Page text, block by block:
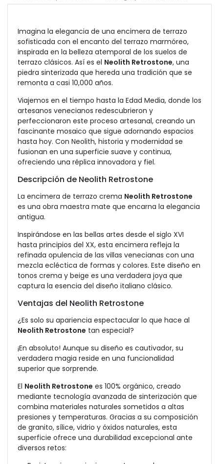
Imagina la elegancia de una encimera de terrazo
sofisticada con el encanto del terrazo marmóreo,
inspirada en la belleza atemporal de los suelos de
terrazo clásicos. Así es el Neolith Retrostone, una
piedra sinterizada que hereda una tradición que se
remonta a casi 10,000 años.
Viajemos en el tiempo hasta la Edad Media, donde los
artesanos venecianos redescubrieron y
perfeccionaron este proceso artesanal, creando un
fascinante mosaico que sigue adornando espacios
hasta hoy. Con Neolith, historia y modernidad se
fusionan en una superficie suave y continua,
ofreciendo una réplica innovadora y fiel.
Descripción de Neolith Retrostone
La encimera de terrazo crema Neolith Retrostone
es una obra maestra mate que encarna la elegancia
antigua.
Inspirándose en las bellas artes desde el siglo XVI
hasta principios del XX, esta encimera refleja la
refinada opulencia de las villas venecianas con una
mezcla ecléctica de formas y colores. Este diseño en
tonos crema y beige es una verdadera joya que
captura la esencia del diseño italiano clásico.
Ventajas del Neolith Retrostone
¿Es solo su apariencia espectacular lo que hace al
Neolith Retrostone tan especial?
¡En absoluto! Aunque su diseño es cautivador, su
verdadera magia reside en una funcionalidad
superior que sorprende.
El Neolith Retrostone es 100% orgánico, creado
mediante tecnología avanzada de sinterización que
combina materiales naturales sometidos a altas
presiones y temperaturas. Gracias a su composición
de granito, sílice, vidrio y óxidos naturales, esta
superficie ofrece una durabilidad excepcional ante
diversos retos: